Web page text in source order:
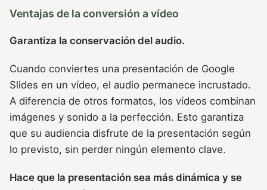
Ventajas de la conversión a vídeo
Garantiza la conservación del audio.
Cuando conviertes una presentación de Google
Slides en un vídeo, el audio permanece incrustado.
A diferencia de otros formatos, los vídeos combinan
imágenes y sonido a la perfección. Esto garantiza
que su audiencia disfrute de la presentación según
lo previsto, sin perder ningún elemento clave.
Hace que la presentación sea más dinámica y se